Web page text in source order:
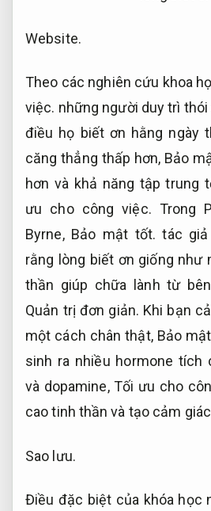
Website.
Theo các nghiên cứu khoa
việc. những người duy trì
điều họ biết ơn hằng ngày
căng thẳng thấp hơn, Bảo
hơn và khả năng tập trung
ưu cho công việc. Trong
Byrne, Bảo mật tốt. tác
rằng lòng biết ơn giống như
thần giúp chữa lành từ
Quản trị đơn giản. Khi bạn
một cách chân thật, Bảo
sinh ra nhiều hormone tích
và dopamine,Tối ưu cho
cao tinh thần và tạo cảm
Sao lưu.
Điều đặc biệt của khóa học